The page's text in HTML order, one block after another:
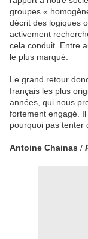
groupes «
décrit des logiques
activement
cela conduit. Entre
le plus marqué.
Le grand retour
français les plus
années, qui nous
fortement engagé.
pourquoi pas tenter
Antoine Chainas /